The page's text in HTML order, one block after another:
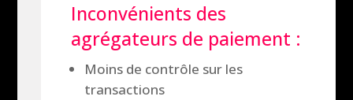
Inconvénients des
agrégateurs de paiement :
Moins de contrôle sur les
transactions